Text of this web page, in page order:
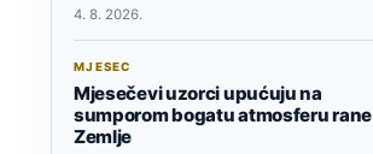
4. 8. 2026.
MJESEC
Mjesečevi uzorci upućuju na
sumporom bogatu atmosferu rane
Zemlje